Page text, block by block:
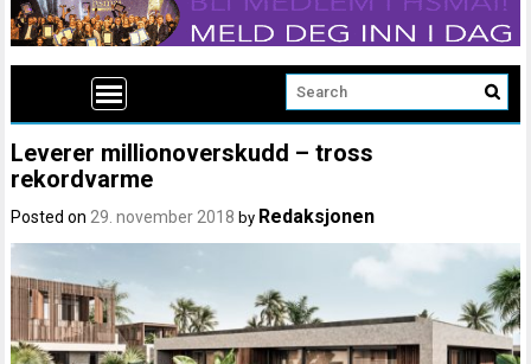
Leverer millionoverskudd – tross
rekordvarme
Posted on29. november 2018 by Redaksjonen